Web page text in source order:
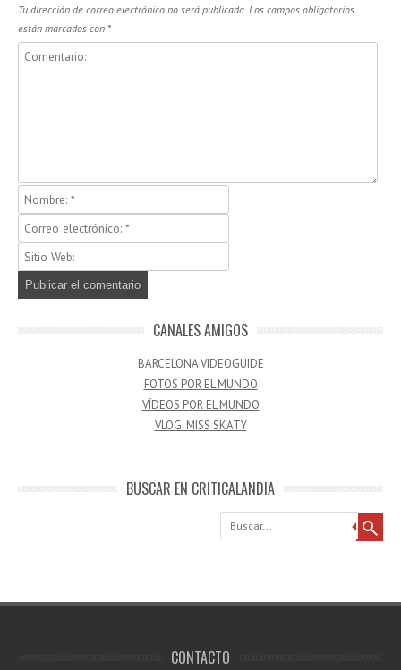
Tu dirección de correo electrónico no será publicada. Los campos obligatorios
están marcados con *
CANALES AMIGOS
BARCELONA VIDEOGUIDE
FOTOS POR EL MUNDO
VÍDEOS POR EL MUNDO
VLOG: MISS SKATY
BUSCAR EN CRITICALANDIA
Buscar
CONTACTO